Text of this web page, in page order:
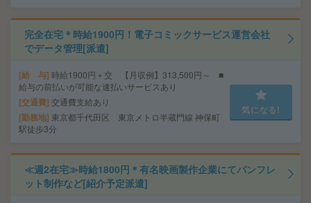
完全在宅＊時給1900円！電子コミックサービス運営会社
でデータ管理[派遣]
給 与 時給1900円＋交 【月収例】313,500円～ ■
給与の前払いが可能な速払いサービスあり
交通費 交通費支給あり
勤務地 東京都千代田区 東京メトロ半蔵門線 神保町
駅徒歩3分
気になる!
≪週2在宅≫時給1800円＊有名映画製作企業にてパンフレ
ット制作など[紹介予定派遣]